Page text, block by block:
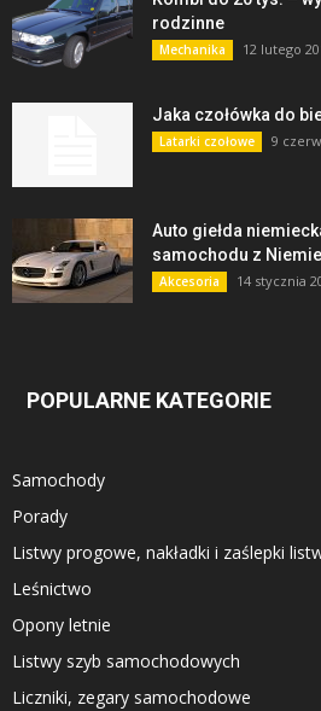
rodzinne
Mechanika 12 lutego
Jaka czołówka do
Latarki czołowe 9
Auto giełda
samochodu z
Akcesoria 14 stycznia
POPULARNE KATEGORIE
Samochody
Porady
Listwy progowe, nakładki i zaślepki
Leśnictwo
Opony letnie
Listwy szyb samochodowych
Liczniki, zegary samochodowe